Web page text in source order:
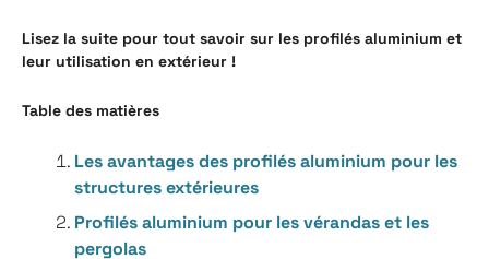
Lisez la suite pour tout savoir sur les profilés aluminium et
leur utilisation en extérieur !
Table des matières
Les avantages des profilés aluminium pour les
structures extérieures
Profilés aluminium pour les vérandas et les
pergolas